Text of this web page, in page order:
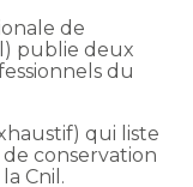
de
publie deux
du
qui liste
conservation
Cnil.